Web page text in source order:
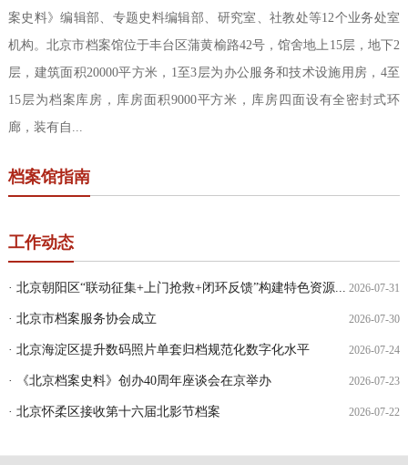
案史料》编辑部、专题史料编辑部、研究室、社教处等12个业务处室
机构。北京市档案馆位于丰台区蒲黄榆路42号，馆舍地上15层，地下2
层，建筑面积20000平方米，1至3层为办公服务和技术设施用房，4至
15层为档案库房，库房面积9000平方米，库房四面设有全密封式环
廊，装有自...
档案馆指南
工作动态
2026-07-31
· 北京朝阳区“联动征集+上门抢救+闭环反馈”构建特色资源...
2026-07-30
· 北京市档案服务协会成立
2026-07-24
· 北京海淀区提升数码照片单套归档规范化数字化水平
2026-07-23
· 《北京档案史料》创办40周年座谈会在京举办
2026-07-22
· 北京怀柔区接收第十六届北影节档案